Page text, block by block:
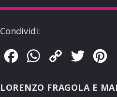
Condividi:
FacebookWhatsApp
Copy
Twitter
LORENZO FRAGOLA E